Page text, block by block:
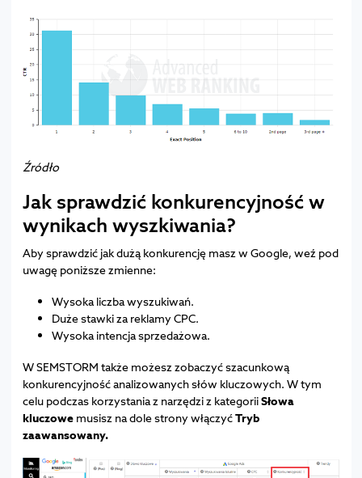
Źródło
Jak sprawdzić konkurencyjność w
wynikach wyszkiwania?
Aby sprawdzić jak dużą konkurencję masz w Google, weź pod
uwagę poniższe zmienne:
Wysoka liczba wyszukiwań.
Duże stawki za reklamy CPC.
Wysoka intencja sprzedażowa.
W SEMSTORM także możesz zobaczyć szacunkową
konkurencyjność analizowanych słów kluczowych. W tym
celu podczas korzystania z narzędzi z kategoriiSłowa
kluczowe musisz na dole strony włączyćTryb
zaawansowany.